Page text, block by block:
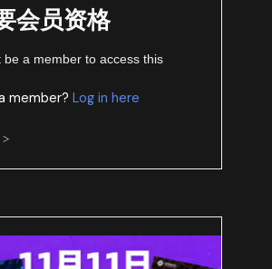
会员资格
be a member to access this
member?Log in here
>